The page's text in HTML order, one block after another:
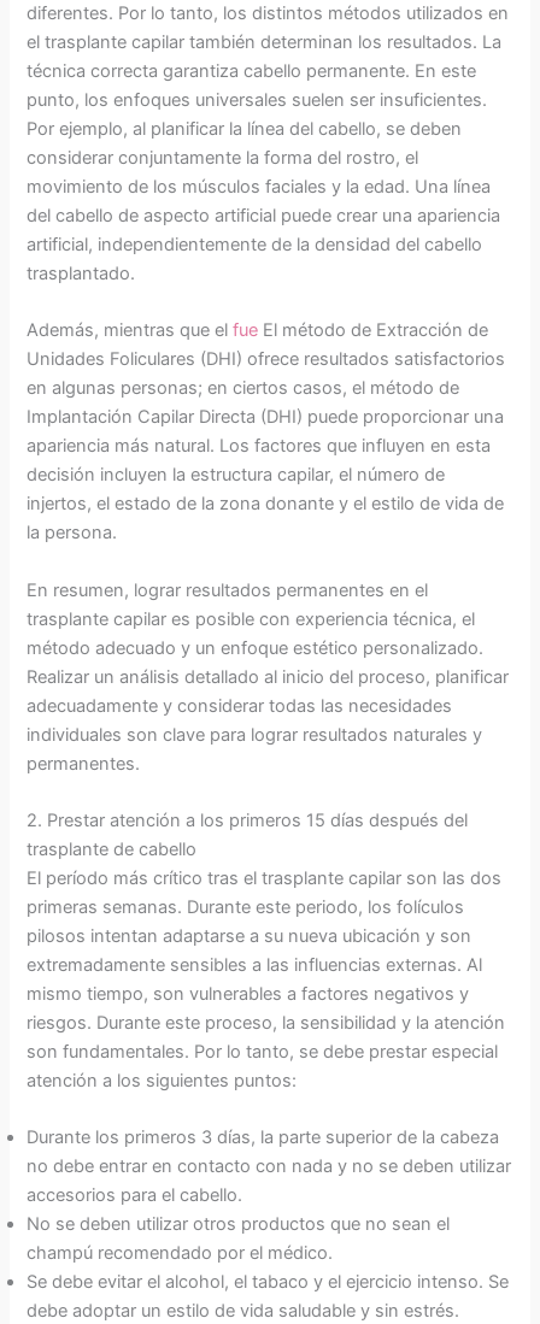
diferentes. Por lo tanto, los distintos métodos utilizados en
el trasplante capilar también determinan los resultados. La
técnica correcta garantiza cabello permanente. En este
punto, los enfoques universales suelen ser insuficientes.
Por ejemplo, al planificar la línea del cabello, se deben
considerar conjuntamente la forma del rostro, el
movimiento de los músculos faciales y la edad. Una línea
del cabello de aspecto artificial puede crear una apariencia
artificial, independientemente de la densidad del cabello
trasplantado.
Además, mientras que elfue El método de Extracción de
Unidades Foliculares (DHI) ofrece resultados satisfactorios
en algunas personas; en ciertos casos, el método de
Implantación Capilar Directa (DHI) puede proporcionar una
apariencia más natural. Los factores que influyen en esta
decisión incluyen la estructura capilar, el número de
injertos, el estado de la zona donante y el estilo de vida de
la persona.
En resumen, lograr resultados permanentes en el
trasplante capilar es posible con experiencia técnica, el
método adecuado y un enfoque estético personalizado.
Realizar un análisis detallado al inicio del proceso, planificar
adecuadamente y considerar todas las necesidades
individuales son clave para lograr resultados naturales y
permanentes.
2. Prestar atención a los primeros 15 días después del
trasplante de cabello
El período más crítico tras el trasplante capilar son las dos
primeras semanas. Durante este periodo, los folículos
pilosos intentan adaptarse a su nueva ubicación y son
extremadamente sensibles a las influencias externas. Al
mismo tiempo, son vulnerables a factores negativos y
riesgos. Durante este proceso, la sensibilidad y la atención
son fundamentales. Por lo tanto, se debe prestar especial
atención a los siguientes puntos:
Durante los primeros 3 días, la parte superior de la cabeza
no debe entrar en contacto con nada y no se deben utilizar
accesorios para el cabello.
No se deben utilizar otros productos que no sean el
champú recomendado por el médico.
Se debe evitar el alcohol, el tabaco y el ejercicio intenso. Se
debe adoptar un estilo de vida saludable y sin estrés.